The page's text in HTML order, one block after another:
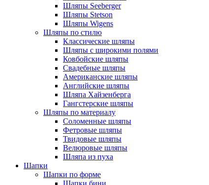
Шляпы Seeberger
Шляпы Stetson
Шляпы Wigens
Шляпы по стилю
Классические шляпы
Шляпы с широкими полями
Ковбойские шляпы
Свадебные шляпы
Американские шляпы
Английские шляпы
Шляпа Хайзенберга
Гангстерские шляпы
Шляпы по материалу
Соломенные шляпы
Фетровые шляпы
Твидовые шляпы
Велюровые шляпы
Шляпа из пуха
Шапки
Шапки по форме
Шапки бини